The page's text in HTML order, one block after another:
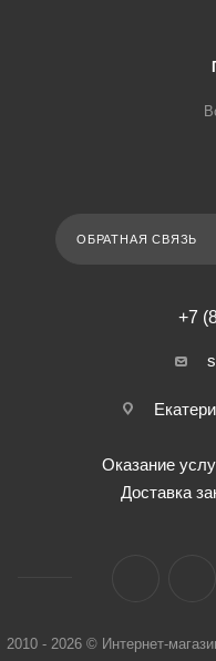
ОБРАТНАЯ СВЯЗЬ
+7
Оказание
Доставка
2010 - 2026 © Интернет-